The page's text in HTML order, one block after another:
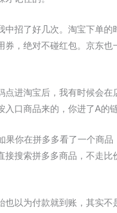
中招了好几次。淘宝下单
券，绝对不碰红包。京东
点进淘宝后，我有时候会
入口商品来的，你进了A的
果你在拼多多看了一个商品
搜索拼多多商品，不走比
也以为付款就到账，其实